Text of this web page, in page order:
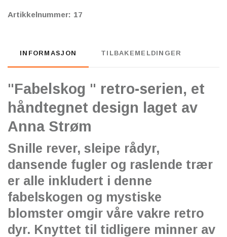
Artikkelnummer: 17
INFORMASJON TILBAKEMELDINGER
"Fabelskog " retro-serien, et
håndtegnet design laget av
Anna Strøm
Snille rever, sleipe rådyr,
dansende fugler og raslende trær
er alle inkludert i denne
fabelskogen og mystiske
blomster omgir våre vakre retro
dyr. Knyttet til tidligere minner av